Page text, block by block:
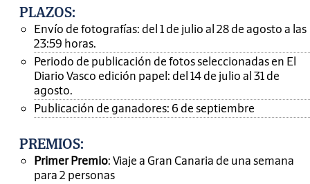
PLAZOS:
Envío de fotografías: del 1 de julio al 28 de agosto a las
23:59 horas.
Periodo de publicación de fotos seleccionadas en El
Diario Vasco edición papel: del 14 de julio al 31 de
agosto.
Publicación de ganadores: 6 de septiembre
PREMIOS:
Primer Premio: Viaje a Gran Canaria de una semana
para 2 personas